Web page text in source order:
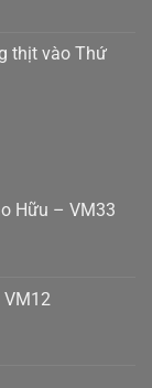
thịt vào Thứ
Hữu – VM33